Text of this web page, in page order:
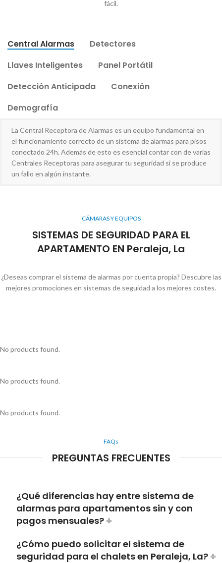
fácil.
Central Alarmas
Detectores
Llaves Inteligentes
Panel Portátil
Detección Anticipada
Conexión
Demografía
La Central Receptora de Alarmas es un equipo fundamental en
el funcionamiento correcto de un sistema de alarmas para pisos
conectado 24h. Además de esto es esencial contar con de varias
Centrales Receptoras para asegurar tu seguridad si se produce
un fallo en algún instante.
CÁMARAS Y EQUIPOS
SISTEMAS DE SEGURIDAD PARA EL
APARTAMENTO EN Peraleja, La
¿Deseas comprar el sistema de alarmas por cuenta propia? Descubre las
mejores promociones en sistemas de seguidad a los mejores costes.
No products found.
No products found.
No products found.
FAQs
PREGUNTAS FRECUENTES
¿Qué diferencias hay entre sistema de
alarmas para apartamentos sin y con
pagos mensuales?
¿Cómo puedo solicitar el sistema de
seguridad para el chalets en Peraleja, La?